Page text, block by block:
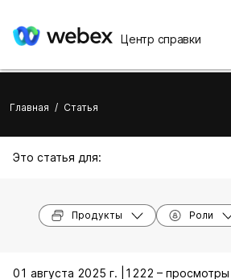
Центр справки
Главная / Статья
Это статья для:
Продукты Роли
01 августа 2025 г. |
1222 – просмотры |